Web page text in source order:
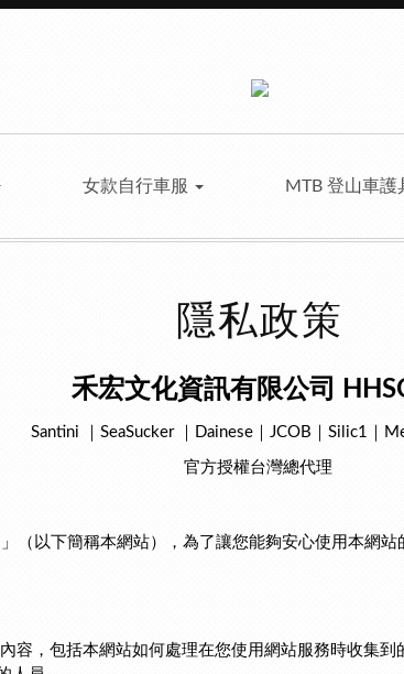
女款自行車服 MTB 登山車護
隱私政策
禾宏文化資訊有限公司
Santini ｜SeaSucker ｜Dainese｜JCOB｜Silic1｜
官方授權台灣總代理
（以下簡稱本網站），為了讓您能夠安心使用本網
容，包括本網站如何處理在您使用網站服務時收集